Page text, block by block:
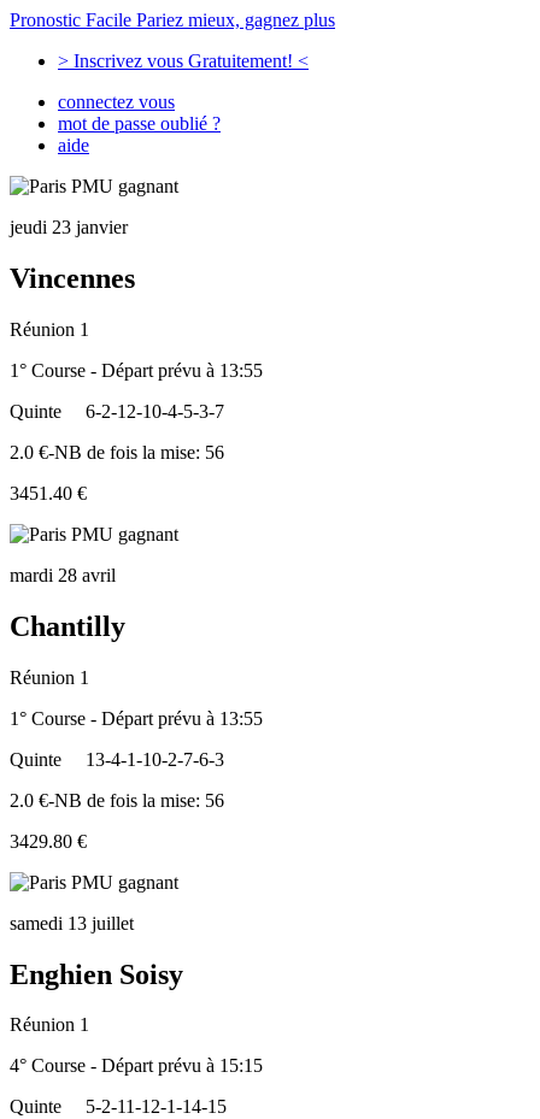
Pronostic Facile Pariez mieux, gagnez plus
> Inscrivez vous Gratuitement! <
connectez vous
mot de passe oublié ?
aide
jeudi 23 janvier
Vincennes
Réunion 1
1° Course - Départ prévu à 13:55
Quinte
6-2-12-10-4-5-3-7
2.0 €-NB de fois la mise: 56
3451.40 €
mardi 28 avril
Chantilly
Réunion 1
1° Course - Départ prévu à 13:55
Quinte
13-4-1-10-2-7-6-3
2.0 €-NB de fois la mise: 56
3429.80 €
samedi 13 juillet
Enghien Soisy
Réunion 1
4° Course - Départ prévu à 15:15
Quinte
5-2-11-12-1-14-15